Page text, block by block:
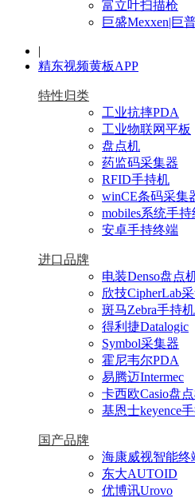
富立叶扫描枪
巨盛Mexxen|巨
|
精东视频黄板APP
特性归类
工业抗摔PDA
工业物联网平板
盘点机
药监码采集器
RFID手持机
winCE条码采集
mobiles系统手
安卓手持终端
进口品牌
电装Denso盘点
欣技CipherLab
斑马Zebra手持机
得利捷Datalogic
Symbol采集器
霍尼韦尔PDA
易腾迈Intermec
卡西欧Casio盘
基恩士keyence
国产品牌
海康威视智能终
东大AUTOID
优博讯Urovo